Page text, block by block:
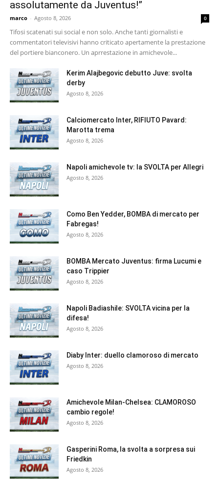
assolutamente da Juventus!”
marco - Agosto 8, 2026 0
Tifosi scatenati sui social e non solo. Anche tanti giornalisti e
commentatori televisivi hanno criticato apertamente la prestazione
del portiere bianconero. Un aprrestazione in amichevole...
Kerim Alajbegovic debutto Juve: svolta
derby
Agosto 8, 2026
Calciomercato Inter, RIFIUTO Pavard:
Marotta trema
Agosto 8, 2026
Napoli amichevole tv: la SVOLTA per Allegri
Agosto 8, 2026
Como Ben Yedder, BOMBA di mercato per
Fabregas!
Agosto 8, 2026
BOMBA Mercato Juventus: firma Lucumi e
caso Trippier
Agosto 8, 2026
Napoli Badiashile: SVOLTA vicina per la
difesa!
Agosto 8, 2026
Diaby Inter: duello clamoroso di mercato
Agosto 8, 2026
Amichevole Milan-Chelsea: CLAMOROSO
cambio regole!
Agosto 8, 2026
Gasperini Roma, la svolta a sorpresa sui
Friedkin
Agosto 8, 2026